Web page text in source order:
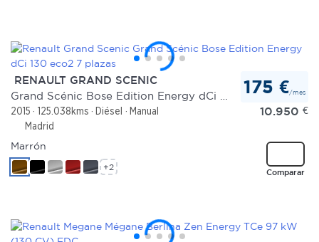
RENAULT GRAND SCENIC
2015 125.038kms Diésel
Manual
Madrid
175 €/mes
10.950 €
Comparar
Marrón
+2